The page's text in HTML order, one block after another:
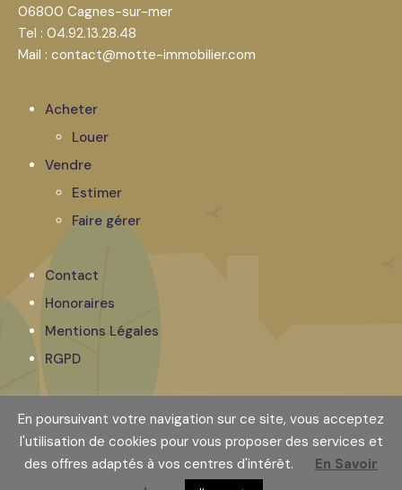
06800 Cagnes-sur-mer
Tel : 04.92.13.28.48
Mail : contact@motte-immobilier.com
Acheter
Louer
Vendre
Estimer
Faire gérer
Contact
Honoraires
Mentions Légales
RGPD
// Designed byVanessa Motte
En poursuivant votre navigation sur ce site, vous acceptez
l'utilisation de cookies pour vous proposer des services et
des offres adaptés à vos centres d'intérêt.
En Savoir